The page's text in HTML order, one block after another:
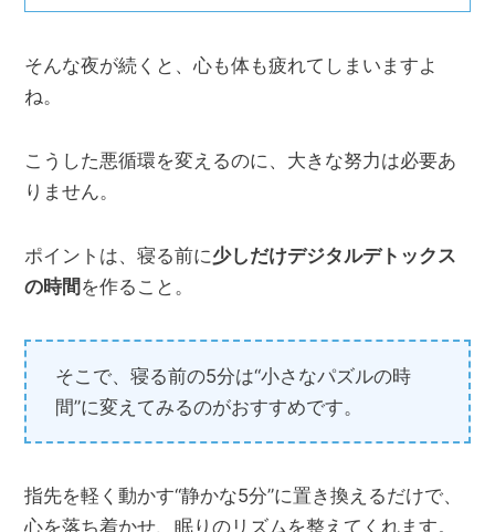
そんな夜が続くと、心も体も疲れてしまいますよ
ね。
こうした悪循環を変えるのに、大きな努力は必要あ
りません。
ポイントは、寝る前に少しだけデジタルデトックス
の時間 を作ること。
そこで、寝る前の5分は“小さなパズルの時
間”に変えてみるのがおすすめです。
指先を軽く動かす“静かな5分”に置き換えるだけで、
心を落ち着かせ、眠りのリズムを整えてくれます。